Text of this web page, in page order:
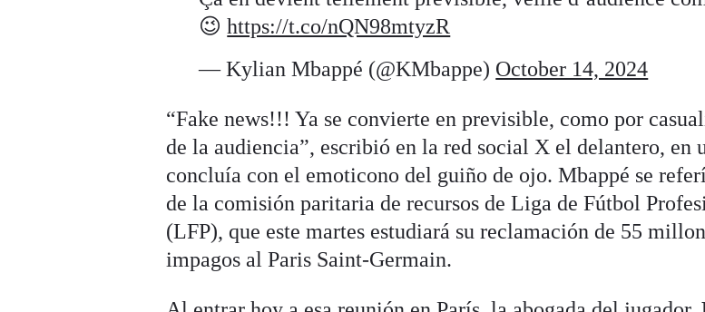
😉https://t.co/nQN98mtyzR
— Kylian Mbappé (@KMbappe) October 14, 2024
“Fake news!!! Ya se convierte en previsible, como por
de la audiencia”, escribió en la red social X el delantero, en
concluía con el emoticono del guiño de ojo. Mbappé se
de la comisión paritaria de recursos de Liga de Fútbol
(LFP), que este martes estudiará su reclamación de 55
impagos al Paris Saint-Germain.